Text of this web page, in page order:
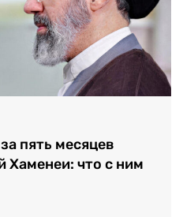
пять месяцев
Хаменеи: что с ним